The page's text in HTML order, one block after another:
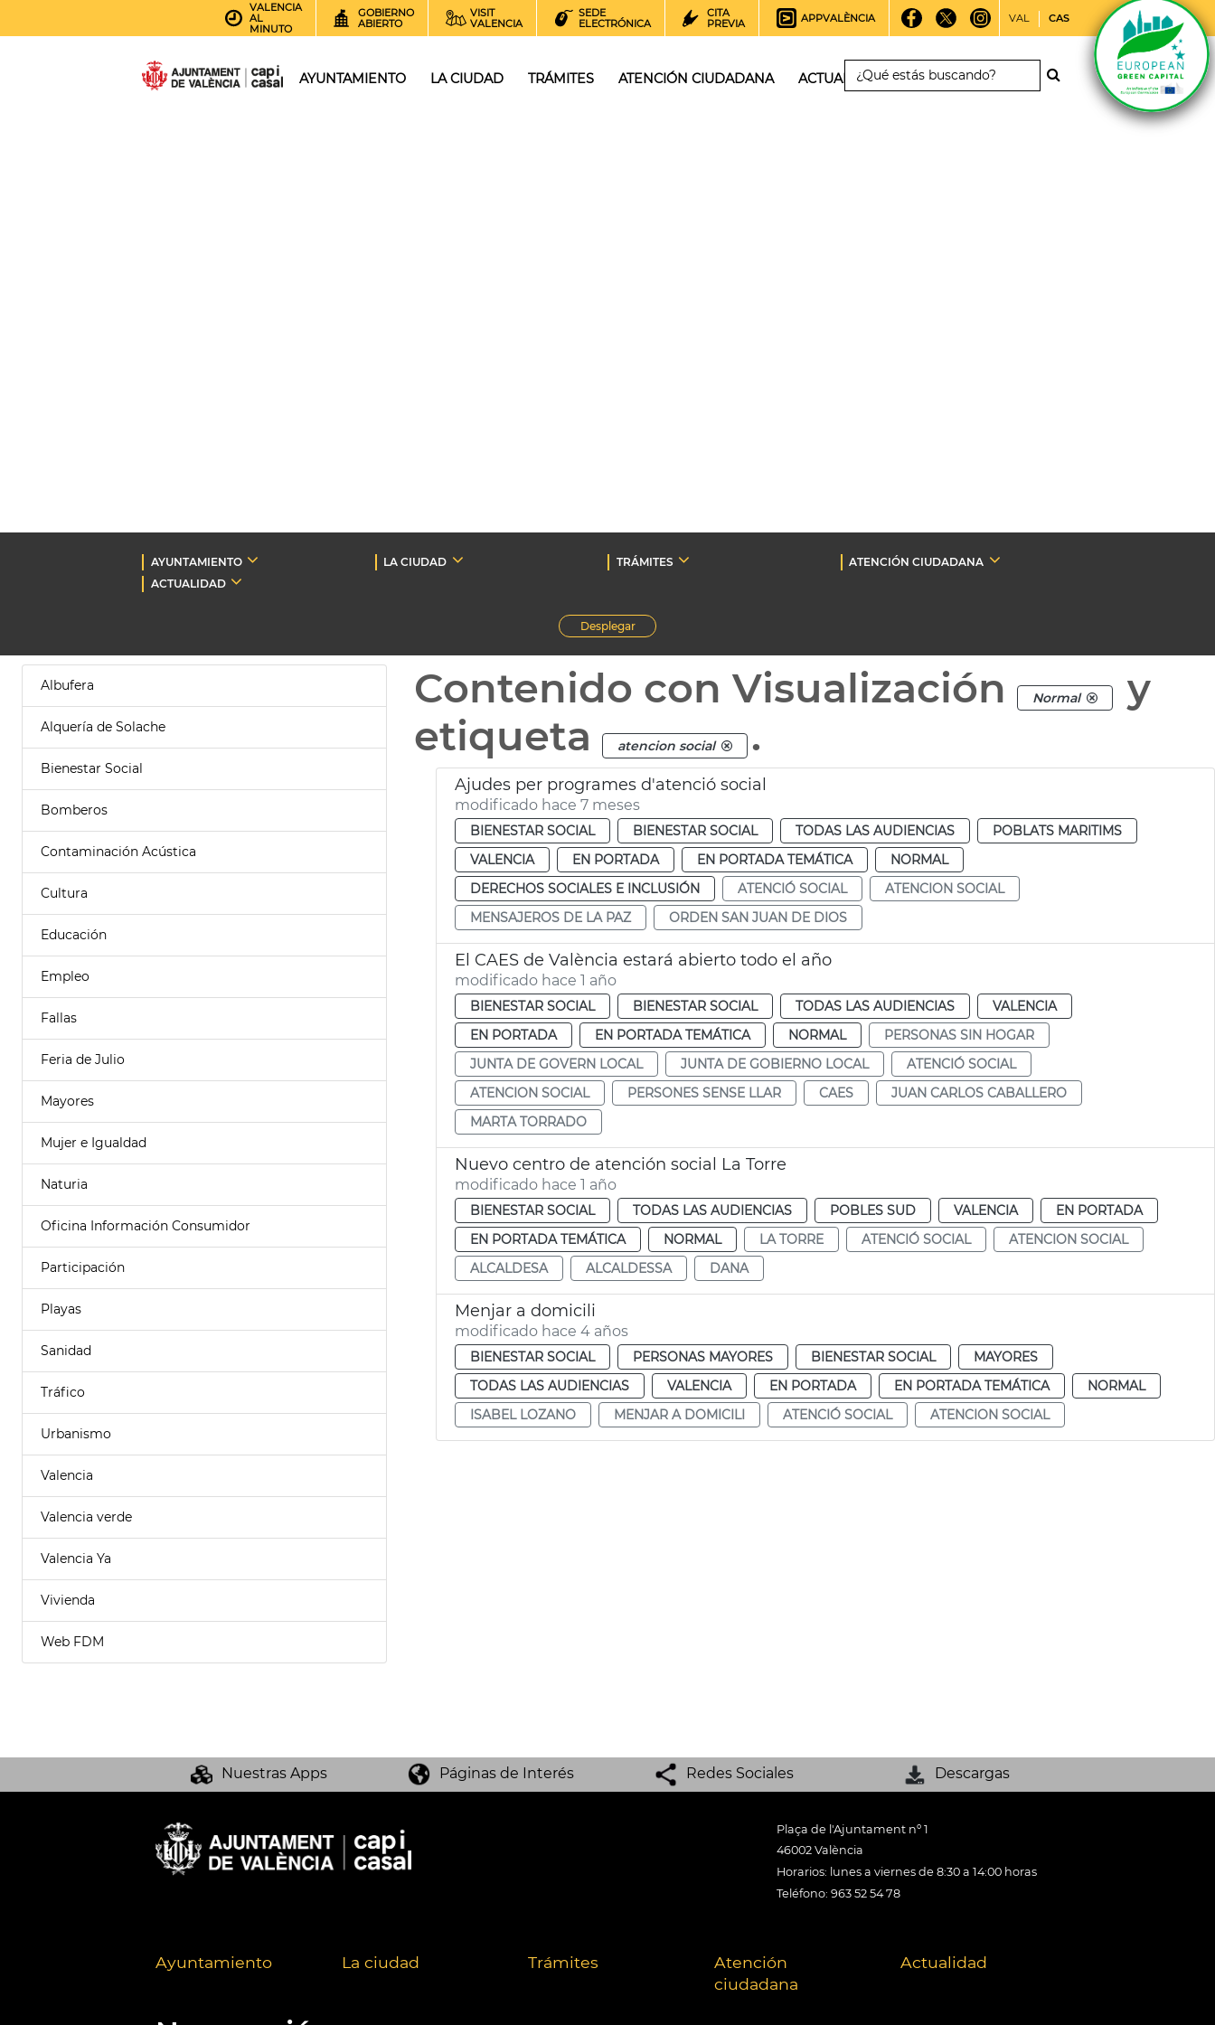
VALENCIA
AL
MINUTO
GOBIERNO
ABIERTO
VISIT
VALENCIA
SEDE
ELECTRÓNICA
CITA
PREVIA
APPVALÈNCIA VAL CAS
AYUNTAMIENTO LA CIUDAD TRÁMITES ATENCIÓN CIUDADANA ACTUALIDAD
AYUNTAMIENTO LA CIUDAD TRÁMITES
ATENCIÓN CIUDADANA
ACTUALIDAD
Desplegar
Albufera
Alquería de Solache
Bienestar Social
Bomberos
Contaminación Acústica
Cultura
Educación
Empleo
Fallas
Feria de Julio
Mayores
Mujer e Igualdad
Naturia
Oficina Información Consumidor
Participación
Playas
Sanidad
Tráfico
Urbanismo
Valencia
Valencia verde
Valencia Ya
Vivienda
Web FDM
Contenido con Visualización Normal
y
etiqueta
atencion social .
Ajudes per programes d'atenció social
modificado hace 7 meses
BIENESTAR SOCIAL BIENESTAR SOCIAL TODAS LAS AUDIENCIAS
POBLATS MARITIMS
VALENCIA
EN PORTADA EN PORTADA TEMÁTICA
NORMAL
DERECHOS SOCIALES E INCLUSIÓN
ATENCIÓ SOCIAL
ATENCION SOCIAL
MENSAJEROS DE LA PAZ
ORDEN SAN JUAN DE DIOS
El CAES de València estará abierto todo el año
modificado hace 1 año
BIENESTAR SOCIAL BIENESTAR SOCIAL TODAS LAS AUDIENCIAS
VALENCIA
EN PORTADA
EN PORTADA TEMÁTICA NORMAL
PERSONAS SIN HOGAR
JUNTA DE GOVERN LOCAL
JUNTA DE GOBIERNO LOCAL
ATENCIÓ SOCIAL
ATENCION SOCIAL
PERSONES SENSE LLAR CAES
JUAN CARLOS CABALLERO
MARTA TORRADO
Nuevo centro de atención social La Torre
modificado hace 1 año
BIENESTAR SOCIAL TODAS LAS AUDIENCIAS POBLES SUD VALENCIA
EN PORTADA
EN PORTADA TEMÁTICA
NORMAL LA TORRE ATENCIÓ SOCIAL
ATENCION SOCIAL
ALCALDESA
ALCALDESSA DANA
Menjar a domicili
modificado hace 4 años
BIENESTAR SOCIAL PERSONAS MAYORES BIENESTAR SOCIAL
MAYORES
TODAS LAS AUDIENCIAS
VALENCIA EN PORTADA EN PORTADA TEMÁTICA
NORMAL
ISABEL LOZANO
MENJAR A DOMICILI ATENCIÓ SOCIAL ATENCION SOCIAL
Nuestras Apps Páginas de Interés Redes Sociales Descargas
Plaça de l'Ajuntament nº 1
46002 València
Horarios: lunes a viernes de 8:30 a 14:00 horas
Teléfono: 963 52 54 78
Ayuntamiento La ciudad Trámites
Atención
ciudadana
Actualidad